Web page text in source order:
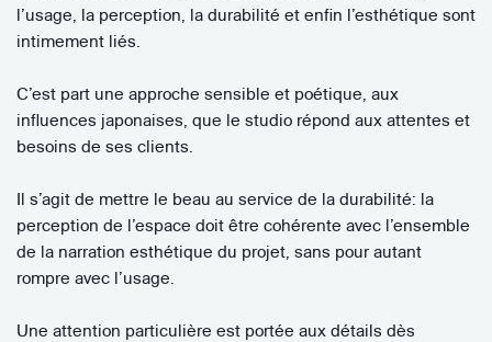
l’usage, la perception, la durabilité et enfin l’esthétique sont
intimement liés.
C’est part une approche sensible et poétique, aux
influences japonaises, que le studio répond aux attentes et
besoins de ses clients.
Il s’agit de mettre le beau au service de la durabilité: la
perception de l’espace doit être cohérente avec l’ensemble
de la narration esthétique du projet, sans pour autant
rompre avec l’usage.
Une attention particulière est portée aux détails dès